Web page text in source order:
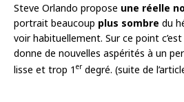
Steve Orlando propose une réelle
portrait beaucoup plus sombre du
voir habituellement. Sur ce point
donne de nouvelles aspérités à un
lisse et trop 1 erdegré. (suite de